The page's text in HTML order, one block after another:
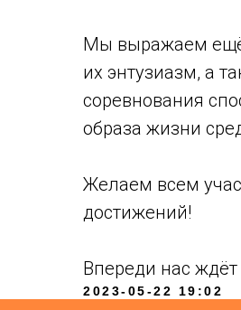
Мы выражаем ещё
их энтузиазм, а
соревнования
образа жизни
Желаем всем
достижений!
Впереди нас ждёт
2023-05-22 19:02